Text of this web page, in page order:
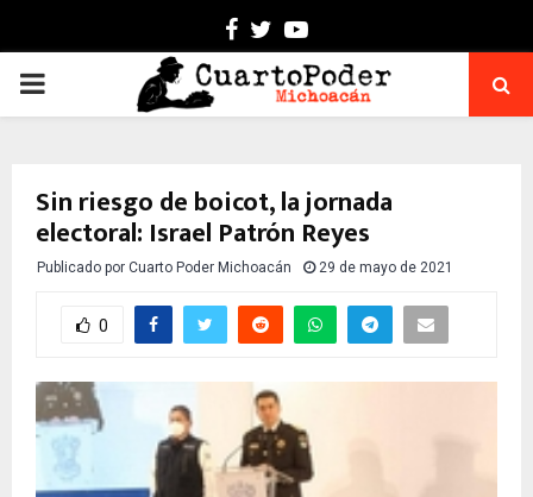
Facebook
TwitterYoutube
PRIMARY
Sin riesgo de boicot, la jornada
electoral: Israel Patrón Reyes
Publicado por Cuarto Poder Michoacán 29 de mayo de 2021
0